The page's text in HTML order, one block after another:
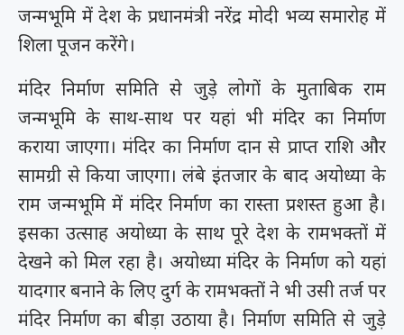
जन्मभूमि में देश के प्रधानमंत्री नरेंद्र मोदी भव्य समारोह में
शिला पूजन करेंगे।
मंदिर निर्माण समिति से जुड़े लोगों के मुताबिक राम
जन्मभूमि के साथ-साथ पर यहां भी मंदिर का निर्माण
कराया जाएगा। मंदिर का निर्माण दान से प्राप्त राशि और
सामग्री से किया जाएगा। लंबे इंतजार के बाद अयोध्या के
राम जन्मभूमि में मंदिर निर्माण का रास्ता प्रशस्त हुआ है।
इसका उत्साह अयोध्या के साथ पूरे देश के रामभक्तों में
देखने को मिल रहा है। अयोध्या मंदिर के निर्माण को यहां
यादगार बनाने के लिए दुर्ग के रामभक्तों ने भी उसी तर्ज पर
मंदिर निर्माण का बीड़ा उठाया है। निर्माण समिति से जुड़े